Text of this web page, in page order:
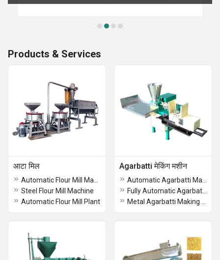
Products & Services
आटा मिल
Steel Flour Mill Machine
Automatic Flour Mill Plant
Agarbatti मेकिंग मशीन